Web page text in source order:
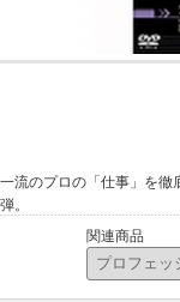
一流のプロの「仕事」を徹
弾。
関連商品